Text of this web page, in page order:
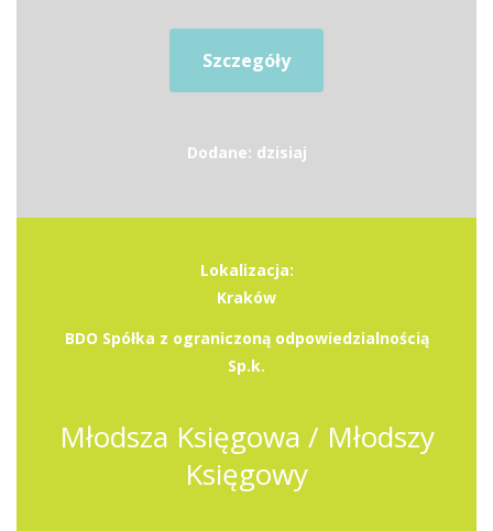
Szczegóły
Dodane: dzisiaj
Lokalizacja:
Kraków
BDO Spółka z ograniczoną odpowiedzialnością
Sp.k.
Młodsza Księgowa / Młodszy
Księgowy